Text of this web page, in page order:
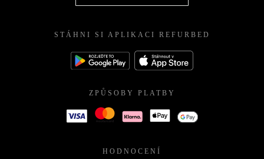
STÁHNI SI APLIKACI REFURBED
ZPŮSOBY PLATBY
HODNOCENÍ